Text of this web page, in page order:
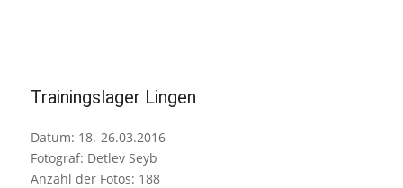
Trainingslager Lingen
Datum: 18.-26.03.2016
Fotograf: Detlev Seyb
Anzahl der Fotos: 188